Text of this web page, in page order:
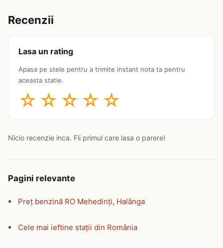
Recenzii
Lasa un rating
Apasa pe stele pentru a trimite instant nota ta pentru
aceasta statie.
☆ ☆ ☆ ☆ ☆
Nicio recenzie inca. Fii primul care lasa o parere!
Pagini relevante
Preț benzină RO Mehedinți, Halânga
Cele mai ieftine stații din România